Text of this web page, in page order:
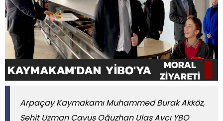
Arpaçay Kaymakamı Muhammed Burak Akköz,
Şehit Uzman Çavuş Oğuzhan Ulaş Avcı YBO